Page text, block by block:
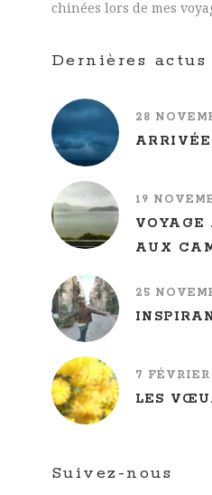
chinées lors de mes
Dernières actus
28
19
VOYAGE
AUX
25
7
LES
Suivez-nous